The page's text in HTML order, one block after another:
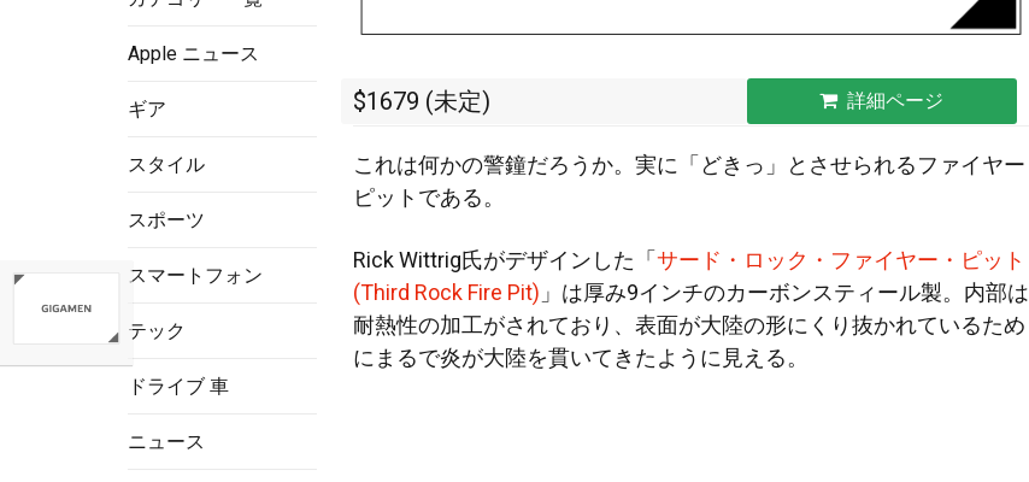
Apple ニュース
ギア
スタイル
スポーツ
スマートフォン
テック
ドライブ 車
ニュース
$1679 (未定) 詳細ページ
これは何かの警鐘だろうか。実に「どきっ」とさせられるファイヤー
ピットである。
Rick Wittrig氏がデザインした「サード・ロック・ファイヤー・ピット
(Third Rock Fire Pit) 」は厚み9インチのカーボンスティール製。内部は
耐熱性の加工がされており、表面が大陸の形にくり抜かれているため
にまるで炎が大陸を貫いてきたように見える。